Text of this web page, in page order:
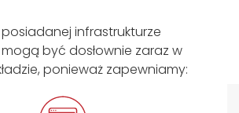
posiadanej infrastrukturze
być dosłownie zaraz w
ponieważ zapewniamy: